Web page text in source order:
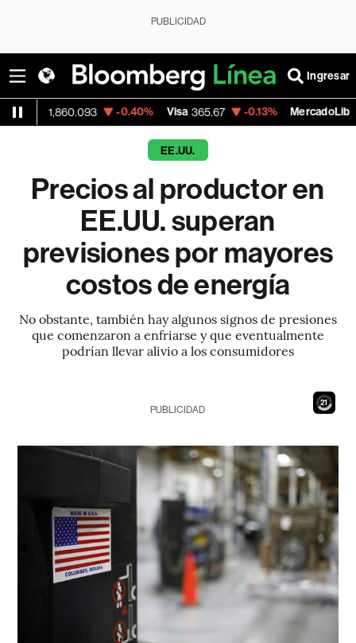
PUBLICIDAD
Ingresar
-0.40% Visa 365.67 -0.13% MercadoLibre 1,900.47
EE.UU.
Precios al productor en
EE.UU. superan
previsiones por mayores
costos de energía
No obstante, también hay algunos signos de presiones
que comenzaron a enfriarse y que eventualmente
podrían llevar alivio a los consumidores
19
PUBLICIDAD